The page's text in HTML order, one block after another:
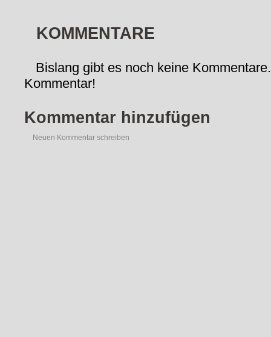
KOMMENTARE
Bislang gibt es noch keine
Kommentar!
Kommentar hinzufügen
Neuen Kommentar schreiben